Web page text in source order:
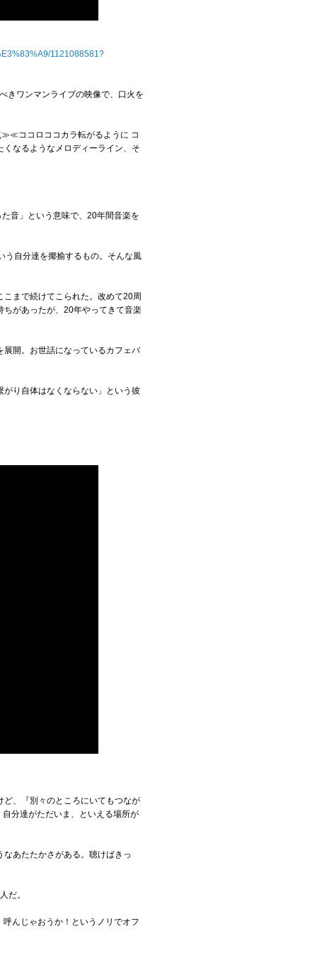
1121088581?
きワンマンライブの映像で、口火を
≫≪ココロココカラ転がるように コ
なるようなメロディーライン、そ
音」という意味で、20年間音楽を
う自分達を揶揄するもの。そんな風
まで続けてこられた。改めて20周
があったが、20年やってきて音楽
開。お世話になっているカフェバ
がり自体はなくならない」という彼
ど、『別々のところにいてもつなが
分達がただいま、といえる場所が
あたたかさがある。聴けばきっ
だ。
んじゃおうか！というノリでオフ